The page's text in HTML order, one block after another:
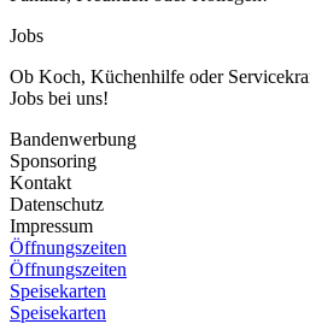
Jobs
Ob Koch, Küchenhilfe oder
Jobs bei uns!
Bandenwerbung
Sponsoring
Kontakt
Datenschutz
Impressum
Öffnungszeiten
Öffnungszeiten
Speisekarten
Speisekarten